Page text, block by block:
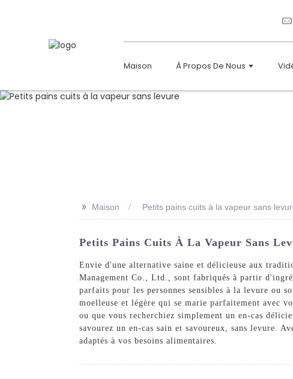
Maison À Propos De Nous
>> Maison Petits pains cuits à la vapeur sans
Petits Pains Cuits À La Vapeur Sans
Envie d'une alternative saine et délicieuse aux
Management Co., Ltd., sont fabriqués à partir
parfaits pour les personnes sensibles à la levure ou
moelleuse et légère qui se marie parfaitement avec
ou que vous recherchiez simplement un en-cas
savourez un en-cas sain et savoureux, sans levure.
adaptés à vos besoins alimentaires.